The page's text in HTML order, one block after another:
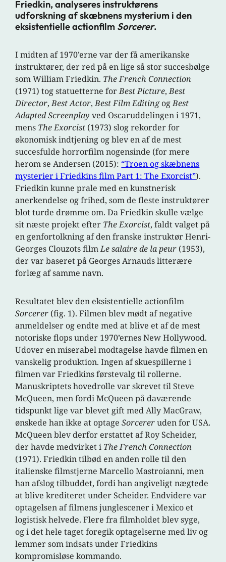
Friedkin, analyseres instruktørens
udforskning af skæbnens mysterium i den
eksistentielle actionfilm Sorcerer.
I midten af 1970’erne var der få amerikanske
instruktører, der red på en lige så stor succesbølge
som William Friedkin. The French Connection
(1971) tog statuetterne forBest Picture,Best
Director,Best Actor,Best Film EditingogBest
Adapted Screenplay ved Oscaruddelingen i 1971,
mens The Exorcist (1973) slog rekorder for
økonomisk indtjening og blev en af de mest
succesfulde horrorfilm nogensinde (for mere
herom se Andersen (2015): “Troen og skæbnens
mysterier i Friedkins film Part 1: The Exorcist”).
Friedkin kunne prale med en kunstnerisk
anerkendelse og frihed, som de fleste instruktører
blot turde drømme om. Da Friedkin skulle vælge
sit næste projekt efter The Exorcist, faldt valget på
en genfortolkning af den franske instruktør Henri-
Georges Clouzots filmLe salaire de la peur (1953),
der var baseret på Georges Arnauds litterære
forlæg af samme navn.
Resultatet blev den eksistentielle actionfilm
Sorcerer (fig. 1). Filmen blev mødt af negative
anmeldelser og endte med at blive et af de mest
notoriske flops under 1970’ernes New Hollywood.
Udover en miserabel modtagelse havde filmen en
vanskelig produktion. Ingen af skuespillerne i
filmen var Friedkins førstevalg til rollerne.
Manuskriptets hovedrolle var skrevet til Steve
McQueen, men fordi McQueen på daværende
tidspunkt lige var blevet gift med Ally MacGraw,
ønskede han ikke at optageSorcereruden for USA.
McQueen blev derfor erstattet af Roy Scheider,
der havde medvirket i The French Connection
(1971). Friedkin tilbød en anden rolle til den
italienske filmstjerne Marcello Mastroianni, men
han afslog tilbuddet, fordi han angiveligt nægtede
at blive krediteret under Scheider. Endvidere var
optagelsen af filmens junglescener i Mexico et
logistisk helvede. Flere fra filmholdet blev syge,
og i det hele taget foregik optagelserne med liv og
lemmer som indsats under Friedkins
kompromisløse kommando.